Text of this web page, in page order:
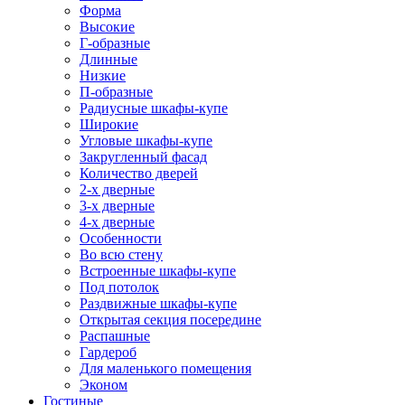
Форма
Высокие
Г-образные
Длинные
Низкие
П-образные
Радиусные шкафы-купе
Широкие
Угловые шкафы-купе
Закругленный фасад
Количество дверей
2-х дверные
3-х дверные
4-х дверные
Особенности
Во всю стену
Встроенные шкафы-купе
Под потолок
Раздвижные шкафы-купе
Открытая секция посередине
Распашные
Гардероб
Для маленького помещения
Эконом
Гостиные